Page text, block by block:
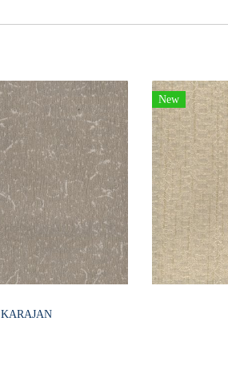
KARAJAN
New